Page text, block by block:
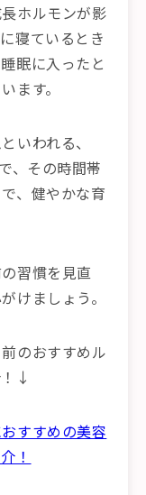
ホルモンが影
寝ているとき
眠に入ったと
ます。
いわれる、
、その時間帯
、健やかな育
習慣を見直
けましょう。
のおすすめル
↓
すすめの美容
！